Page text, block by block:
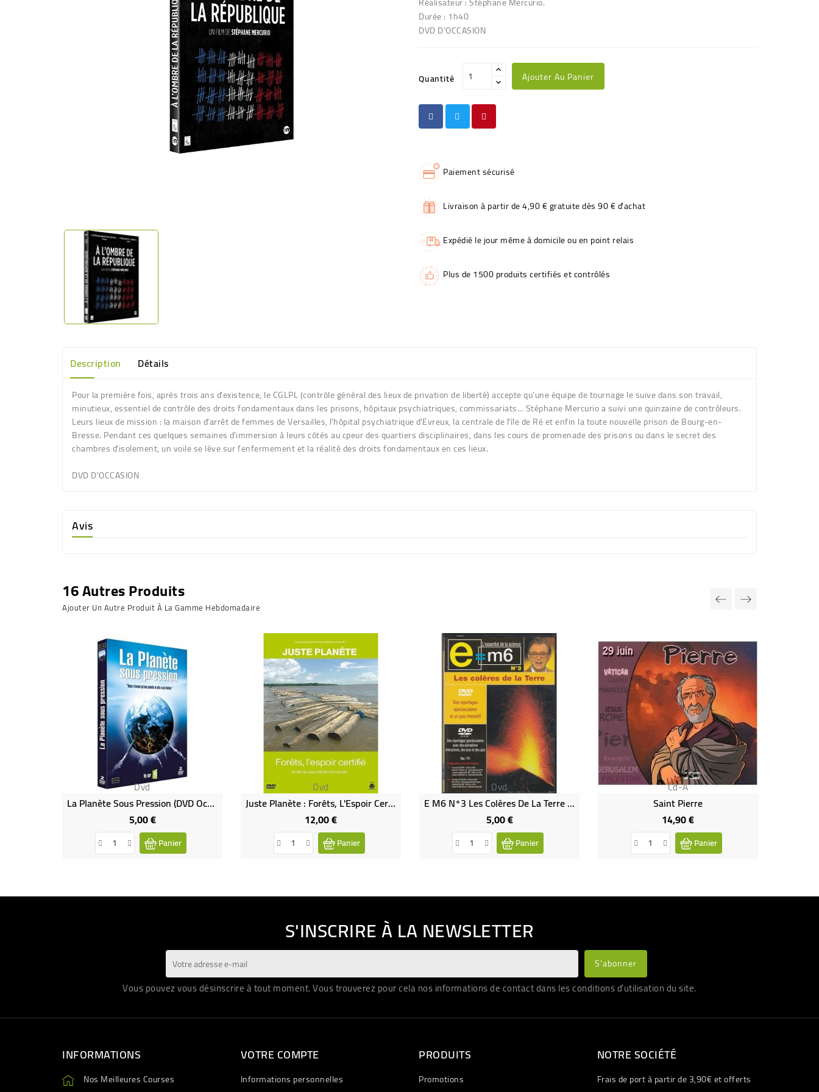
Durée : 1h40
DVD D'OCCASION
Quantité Ajouter Au Panier
Paiement sécurisé
Livraison à partir de 4,90 € gratuite dès 90 € d'achat
Expédié le jour même à domicile ou en point relais
Plus de 1500 produits certifiés et contrôlés
Description Détails
Pour la première fois, après trois ans d'existence, le CGLPL (contrôle général des lieux de privation de liberté) accepte qu'une équipe de tournage le suive dans son travail,
minutieux, essentiel de contrôle des droits fondamentaux dans les prisons, hôpitaux psychiatriques, commissariats... Stéphane Mercurio a suivi une quinzaine de contrôleurs.
Leurs lieux de mission : la maison d'arrêt de femmes de Versailles, l'hôpital psychiatrique d'Evreux, la centrale de l'île de Ré et enfin la toute nouvelle prison de Bourg-en-
Bresse. Pendant ces quelques semaines d'immersion à leurs côtés au cpeur des quartiers disciplinaires, dans les cours de promenade des prisons ou dans le secret des
chambres d'isolement, un voile se lève sur l'enfermement et la réalité des droits fondamentaux en ces lieux.
DVD D'OCCASION
Avis
16 Autres Produits
Ajouter Un Autre Produit À La Gamme Hebdomadaire
Dvd
La Planète Sous Pression (DVD Occasion)
5,00 €Prix
Panier
Dvd
Juste Planète : Forêts, L'Espoir Certifié
12,00 €Prix
Panier
Dvd
E M6 N°3 Les Colères De La Terre (DVD Occasion)
5,00 €Prix
Panier
Cd-A
Saint Pierre
14,90 €Prix
Panier
S'INSCRIRE À LA NEWSLETTER
Vous pouvez vous désinscrire à tout moment. Vous trouverez pour cela nos informations de contact dans les conditions d'utilisation du site.
INFORMATIONS
Nos Meilleures Courses
VOTRE COMPTE
Informations personnelles
PRODUITS
Promotions
NOTRE SOCIÉTÉ
Frais de port à partir de 3,90€ et offerts